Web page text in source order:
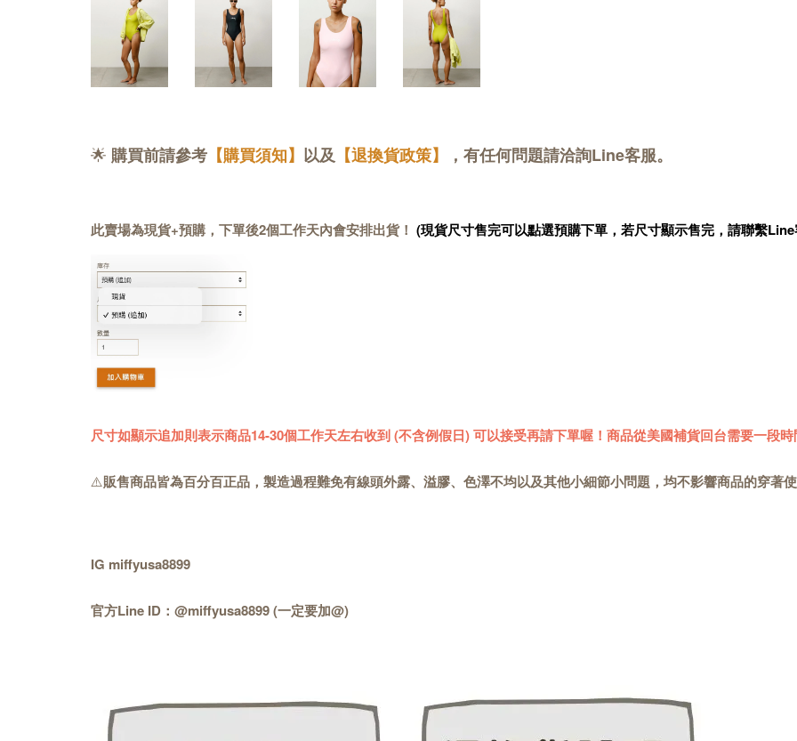
🌟 購買前請參考 【購買須知】 以及 【退換貨政策】 ，有任何問題請洽詢Line客服。
此賣場為現貨+預購，下單後2個工作天內會安排出貨！ (現貨尺寸售完可以點選預購下單，若尺寸顯示售完，請聯繫
尺寸如顯示追加則表示商品14-30個工作天左右收到 (不含例假日) 可以接受再請下單喔！商品從美國補貨回台需要一段時
⚠️販售商品皆為百分百正品，製造過程難免有線頭外露、溢膠、色澤不均以及其他小細節小問題，均不影響商品的穿著
IG miffyusa8899
官方Line ID：@miffyusa8899 (一定要加@)